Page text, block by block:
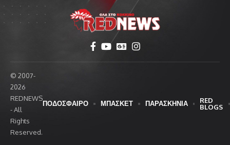
© 2007-
2026
REDNEWS
- All
Rights
Reserved.
ΠΟΔΟΣΦΑΙΡΟ ΜΠΑΣΚΕΤ ΠΑΡΑΣΚΗΝΙΑ
RED
BLOGS